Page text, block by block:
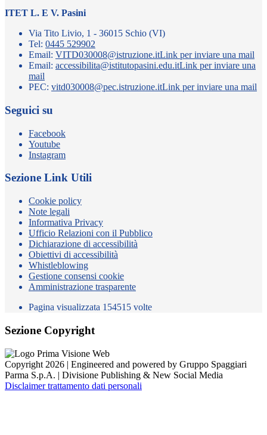
ITET L. E V. Pasini
Via Tito Livio, 1 - 36015 Schio (VI)
Tel: 0445 529902
Email: VITD030008@istruzione.itLink per inviare una mail
Email: accessibilita@istitutopasini.edu.itLink per inviare una
mail
PEC: vitd030008@pec.istruzione.itLink per inviare una mail
Seguici su
Facebook
Youtube
Instagram
Sezione Link Utili
Cookie policy
Note legali
Informativa Privacy
Ufficio Relazioni con il Pubblico
Dichiarazione di accessibilità
Obiettivi di accessibilità
Whistleblowing
Gestione consensi cookie
Amministrazione trasparente
Pagina visualizzata 154515 volte
Sezione Copyright
Copyright 2026 | Engineered and powered by Gruppo Spaggiari
Parma S.p.A. | Divisione Publishing & New Social Media
Disclaimer trattamento dati personali